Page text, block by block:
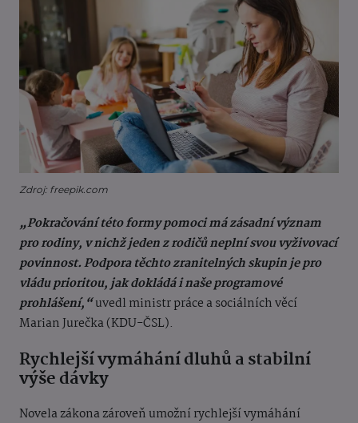
Zdroj: freepik.com
„Pokračování této formy pomoci má zásadní význam
pro rodiny, v nichž jeden z rodičů neplní svou vyživovací
povinnost. Podpora těchto zranitelných skupin je pro
vládu prioritou, jak dokládá i naše programové
prohlášení,“uvedl ministr práce a sociálních věcí
Marian Jurečka (KDU-ČSL).
Rychlejší vymáhání dluhů a stabilní
výše dávky
Novela zákona zároveň umožní rychlejší vymáhání